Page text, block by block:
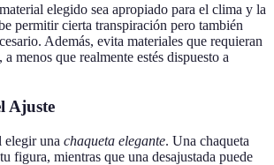
elegido sea apropiado para el clima y la
permitir cierta transpiración pero también
Además, evita materiales que requieran
menos que realmente estés dispuesto a
Ajuste
elegir una chaqueta elegante. Una chaqueta
figura, mientras que una desajustada puede